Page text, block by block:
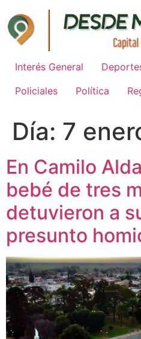
contenido
Interés General
Policiales
Política
Día: 7
En Camilo
bebé de tres
detuvieron a
presunto